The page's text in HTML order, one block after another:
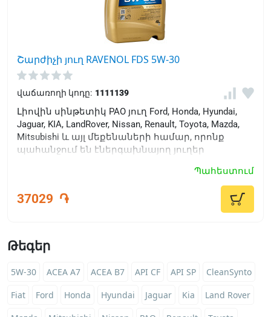
Թեգեր
5W-30 ACEA A7 ACEA B7 API CF API SP
CleanSynto
Fiat
Ford Honda Hyundai Jaguar Kia
Land Rover
Շարժիչի յուղ RAVENOL FDS 5W-30
վաճառողի կոդը: 1111139
Լիովին սինթետիկ PAO յուղ Ford, Honda, Hyundai,
Jaguar, KIA, LandRover, Nissan, Renault, Toyota, Mazda,
Mitsubishi և այլ մեքենաների համար, որոնք
պահանջում են էներգախնայող յուղեր
Պահեստում
37029 ֏